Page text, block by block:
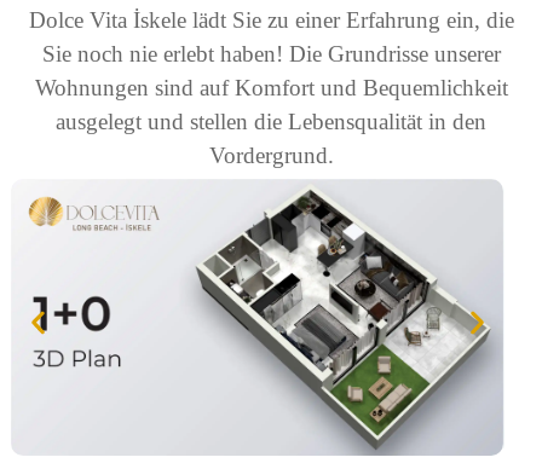
Dolce Vita İskele lädt Sie zu einer Erfahrung ein, die
Sie noch nie erlebt haben! Die Grundrisse unserer
Wohnungen sind auf Komfort und Bequemlichkeit
ausgelegt und stellen die Lebensqualität in den
Vordergrund.